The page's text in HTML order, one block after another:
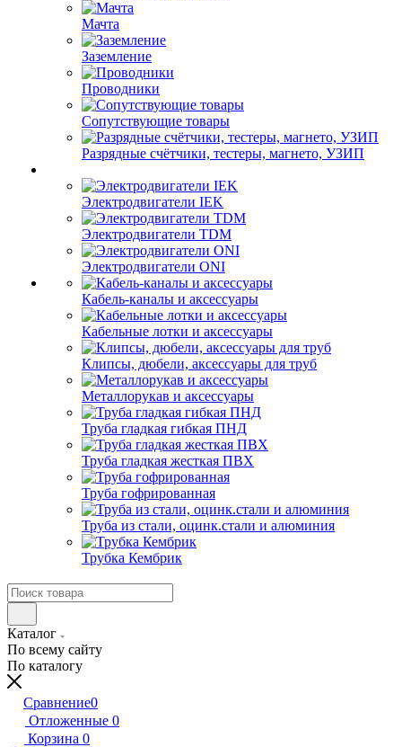
Мачта
Заземление
Проводники
Сопутствующие товары
Разрядные счётчики, тестеры, магнето, УЗИП
Электродвигатели IEK
Электродвигатели TDM
Электродвигатели ONI
Кабель-каналы и аксессуары
Кабельные лотки и аксессуары
Клипсы, дюбели, аксессуары для труб
Металлорукав и аксессуары
Труба гладкая гибкая ПНД
Труба гладкая жесткая ПВХ
Труба гофрированная
Труба из стали, оцинк.стали и алюминия
Трубка Кембрик
Каталог
По всему сайту
По каталогу
Сравнение0
Отложенные 0
Корзина 0